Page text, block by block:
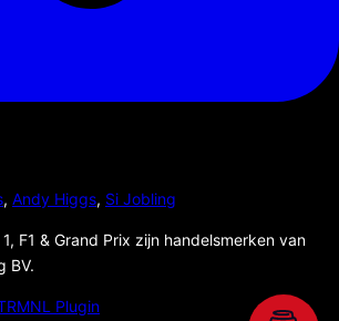
, Andy Higgs, Si Jobling
F1 & Grand Prix zijn handelsmerken van
BV.
Plugin